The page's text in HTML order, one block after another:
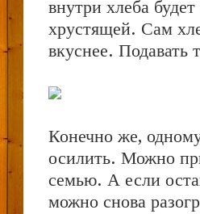
внутри хлеба
хрустящей. Сам
вкуснее.
Конечно же,
осилить. Можно
семью. А если
можно снова